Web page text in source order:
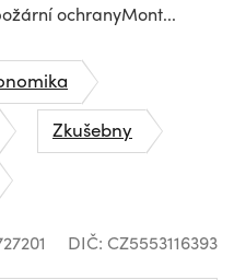
ochranyMont...
Zkušebny
DIČ: CZ5553116393